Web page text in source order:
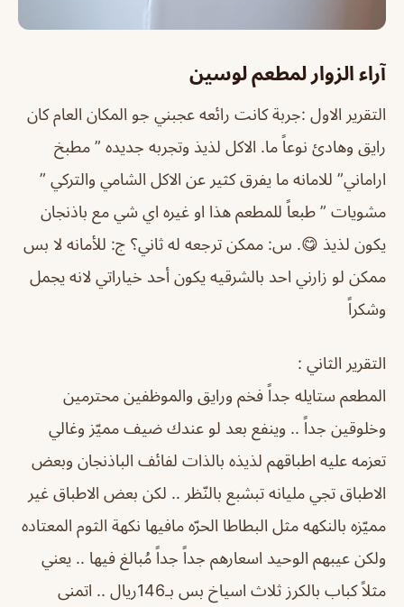
آراء الزوار لمطعم لوسين
التقرير الاول :جربة كانت رائعه عجبني جو المكان العام كان
رايق وهادئ نوعاً ما. الاكل لذيذ وتجربه جديده ” مطبخ
اراماني” للامانه ما يفرق كثير عن الاكل الشامي والتركي ”
مشويات ” طبعاً للمطعم هذا او غيره اي شي مع باذنجان
يكون لذيذ 😋. س: ممكن ترجعه له ثاني؟ ج: للأمانه لا بس
ممكن لو زارني احد بالشرقيه يكون أحد خياراتي لانه يجمل
وشكراً
التقرير الثاني :
المطعم ستايله جداً فخم ورايق والموظفين محترمين
وخلوقين جداً .. وينفع بعد لو عندك ضيف مميّز وغالي
تعزمه عليه اطباقهم لذيذه بالذات لفائف الباذنجان وبعض
الاطباق تجي مليانه تبشبع بالنّظر .. لكن بعض الاطباق غير
مميّزه بالنكهه مثل البطاطا الحرّه مافيها نكهة الثوم المعتاده
ولكن عيبهم الوحيد اسعارهم جداً جداً مُبالغ فيها .. يعني
مثلاً كباب بالكرز ثلاث اسياخ بس بـ146ريال .. اتمنى